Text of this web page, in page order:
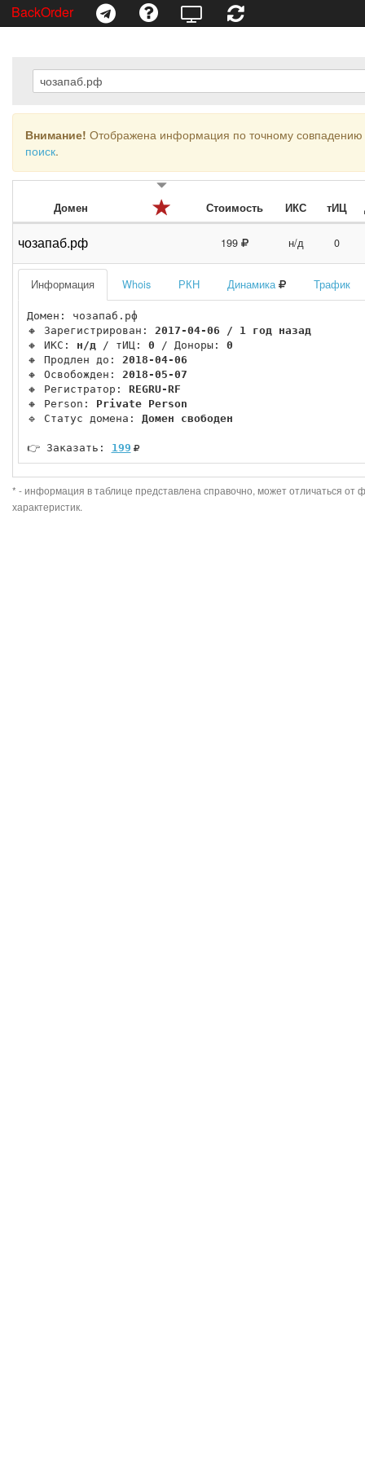
BackOrder
Внимание! Отображена информация по точному
поиск.
Домен Стоимость ИКС тИЦ
чозапаб.рф 199 н/д 0
Информация Whois РКН Динамика Трафик
Домен: чозапаб.рф
🔸 Зарегистрирован: 2017-04-06 / 1 год назад
🔸 ИКС: н/д / тИЦ: 0 / Доноры: 0
🔸 Продлен до: 2018-04-06
🔸 Освобожден: 2018-05-07
🔸 Регистратор: REGRU-RF
🔸 Person: Private Person
🔹 Статус домена: Домен свободен
👉 Заказать: 199
* - информация в таблице представлена справочно, может отличаться от
характеристик.